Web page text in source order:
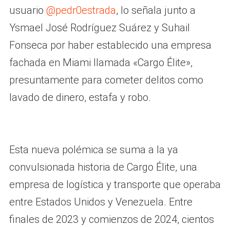
usuario @pedr0estrada, lo señala junto a
Ysmael José Rodríguez Suárez y Suhail
Fonseca por haber establecido una empresa
fachada en Miami llamada «Cargo Élite»,
presuntamente para cometer delitos como
lavado de dinero, estafa y robo.
Esta nueva polémica se suma a la ya
convulsionada historia de Cargo Élite, una
empresa de logística y transporte que operaba
entre Estados Unidos y Venezuela. Entre
finales de 2023 y comienzos de 2024, cientos